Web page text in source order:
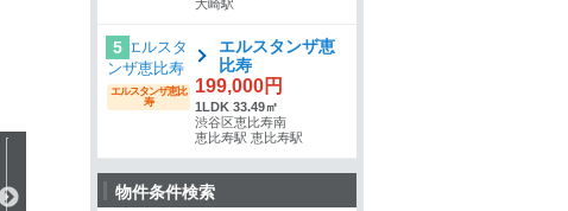
大崎駅
5
エルスタンザ恵比
寿
エルスタンザ恵
比寿
199,000円
1LDK 33.49㎡
渋谷区恵比寿南
恵比寿駅 恵比寿駅
物件条件検索